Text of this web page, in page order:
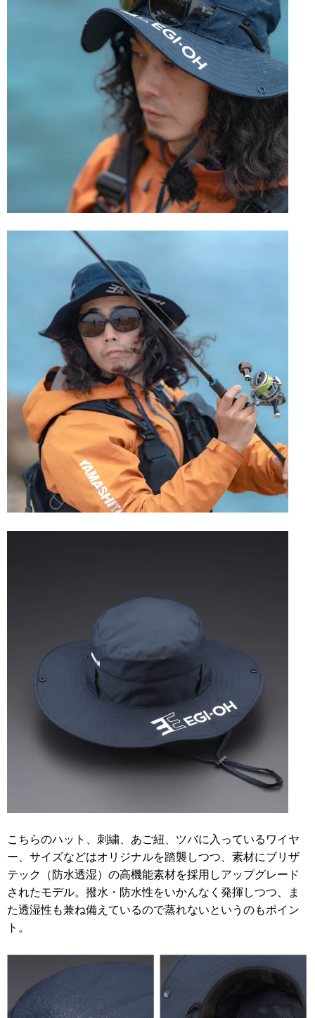
こちらのハット、刺繍、あご紐、ツバに入っているワイヤ
ー、サイズなどはオリジナルを踏襲しつつ、素材にブリザ
テック（防水透湿）の高機能素材を採用しアップグレード
されたモデル。撥水・防水性をいかんなく発揮しつつ、ま
た透湿性も兼ね備えているので蒸れないというのもポイン
ト。